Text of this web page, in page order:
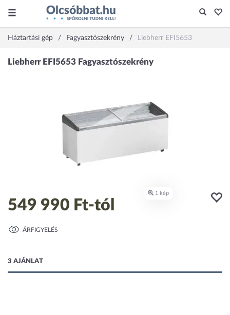
Háztartási gép Fagyasztószekrény Liebherr EFI5653
549 990 Ft-tól
ÁRFIGYELÉS
3 AJÁNLAT